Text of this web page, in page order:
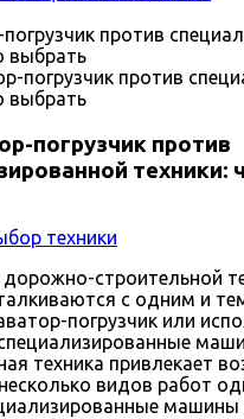
против
выбрать
погрузчик против
техники:
техники
строительной
с одним и
погрузчик или
техника привлекает
видов работ
машины